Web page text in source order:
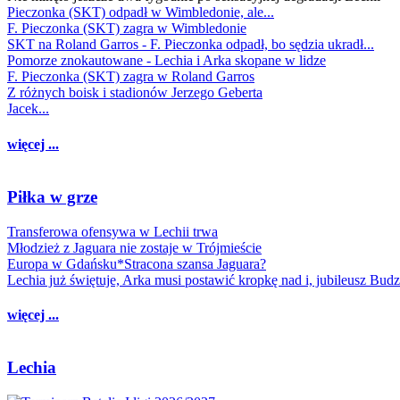
Pieczonka (SKT) odpadł w Wimbledonie, ale...
F. Pieczonka (SKT) zagra w Wimbledonie
SKT na Roland Garros - F. Pieczonka odpadł, bo sędzia ukradł...
Pomorze znokautowane - Lechia i Arka skopane w lidze
F. Pieczonka (SKT) zagra w Roland Garros
Z różnych boisk i stadionów Jerzego Geberta
Jacek...
więcej ...
Piłka w grze
Transferowa ofensywa w Lechii trwa
Młodzież z Jaguara nie zostaje w Trójmieście
Europa w Gdańsku*Stracona szansa Jaguara?
Lechia już świętuje, Arka musi postawić kropkę nad i, jubileusz
więcej ...
Lechia